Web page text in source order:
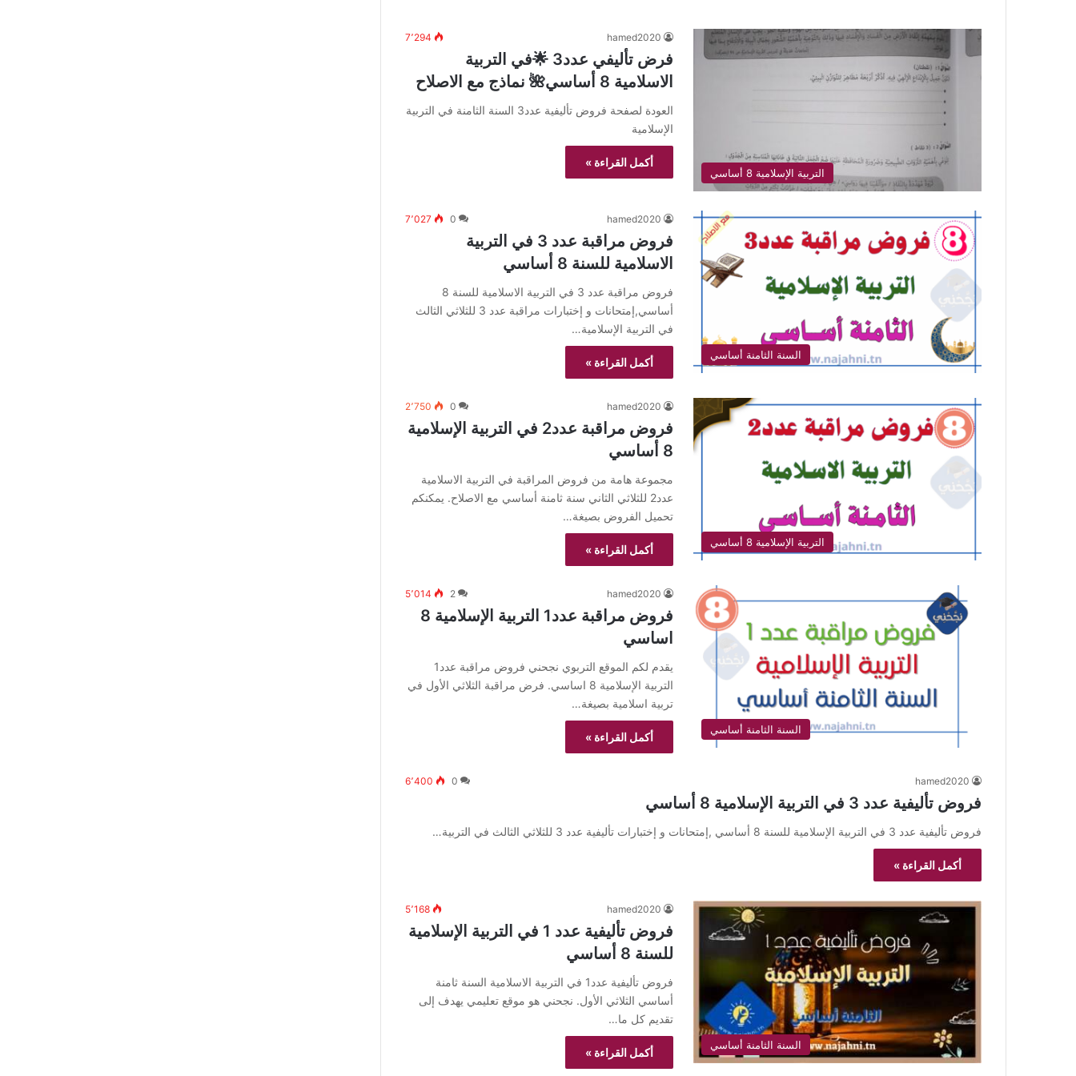
التربية الإسلامية 8 أساسي
hamed2020 7٬294
فرض تأليفي عدد3 🌟في التربية
الاسلامية 8 أساسي🌺 نماذج مع الاصلاح
العودة لصفحة فروض تأليفية عدد3 السنة الثامنة في التربية
الإسلامية
أكمل القراءة »
السنة الثامنة أساسي
hamed2020
0 7٬027
فروض مراقبة عدد 3 في التربية
الاسلامية للسنة 8 أساسي
فروض مراقبة عدد 3 في التربية الاسلامية للسنة 8
أساسي,إمتحانات و إختبارات مراقبة عدد 3 للثلاثي الثالث
في التربية الإسلامية…
أكمل القراءة »
التربية الإسلامية 8 أساسي
hamed2020
0 2٬750
فروض مراقبة عدد2 في التربية الإسلامية
8 أساسي
مجموعة هامة من فروض المراقبة في التربية الاسلامية
عدد2 للثلاثي الثاني سنة ثامنة أساسي مع الاصلاح. يمكنكم
تحميل الفروض بصيغة…
أكمل القراءة »
السنة الثامنة أساسي
hamed2020
2 5٬014
فروض مراقبة عدد1 التربية الإسلامية 8
اساسي
يقدم لكم الموقع التربوي نجحني فروض مراقبة عدد1
التربية الإسلامية 8 اساسي. فرض مراقبة الثلاثي الأول في
تربية اسلامية بصيغة…
أكمل القراءة »
hamed2020
0 6٬400
فروض تأليفية عدد 3 في التربية الإسلامية 8 أساسي
فروض تأليفية عدد 3 في التربية الإسلامية للسنة 8 أساسي ,إمتحانات و إختبارات تأليفية عدد 3 للثلاثي الثالث في التربية…
أكمل القراءة »
السنة الثامنة أساسي
hamed2020 5٬168
فروض تأليفية عدد 1 في التربية الإسلامية
للسنة 8 أساسي
فروض تأليفية عدد1 في التربية الاسلامية السنة ثامنة
أساسي الثلاثي الأول. نجحني هو موقع تعليمي يهدف إلى
تقديم كل ما…
أكمل القراءة »